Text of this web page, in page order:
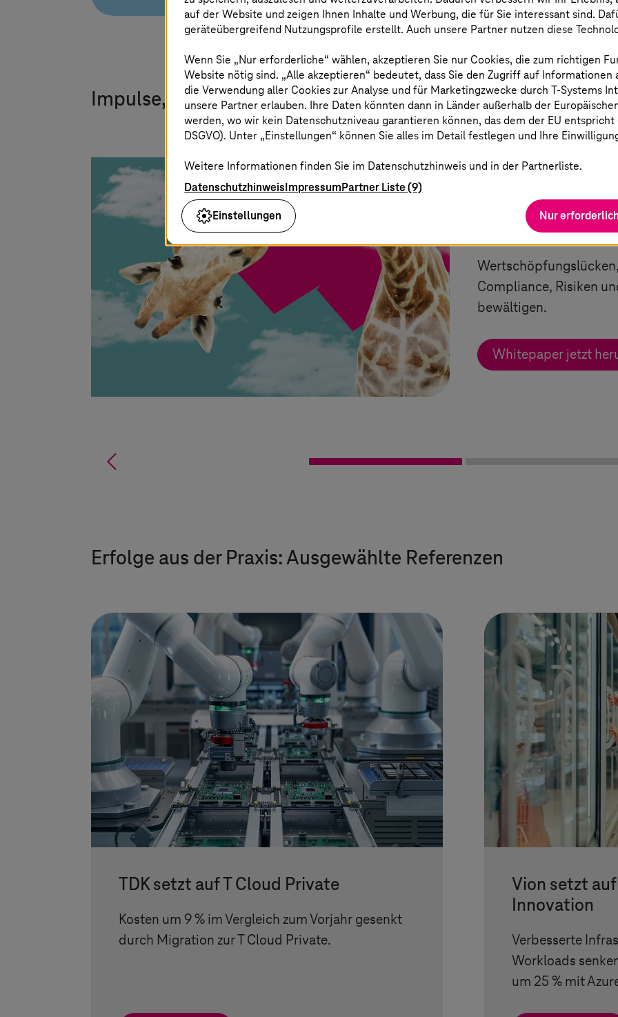
Impulse, die Ihr Business bewegen
Whitepaper:
Strategie
Compliance, Risiken
bewältigen.
Whitepaper jetzt
%
Erfolge aus der Praxis: Ausgewählte Referenzen
TDK setzt aufT Cloud Private
Kosten um 9 % im Vergleich zum Vorjahr gesenkt
durch Migration zurT Cloud Private.
Vion setzt
Innovation
Verbesserte
Workloads
um 25 % mit
auf der Website und zeigen Ihnen Inhalte und Werbung, die für Sie interessant sind.
geräteübergreifend Nutzungsprofile erstellt. Auch unsere Partner nutzen diese
Wenn Sie „Nur erforderliche“ wählen, akzeptieren Sie nur Cookies, die zum richtigen
Website nötig sind. „Alle akzeptieren“ bedeutet, dass Sie den Zugriff auf Informationen
die Verwendung aller Cookies zur Analyse und für Marketingzwecke durchT-Systems
unsere Partner erlauben. Ihre Daten könnten dann in Länder außerhalb der
werden, wo wir kein Datenschutzniveau garantieren können, das dem der EU entspricht
DSGVO). Unter „Einstellungen“ können Sie alles im Detail festlegen und Ihre
Weitere Informationen finden Sie im Datenschutzhinweis und in der Partnerliste.
DatenschutzhinweisImpressumPartner Liste (9)
Einstellungen
Nur